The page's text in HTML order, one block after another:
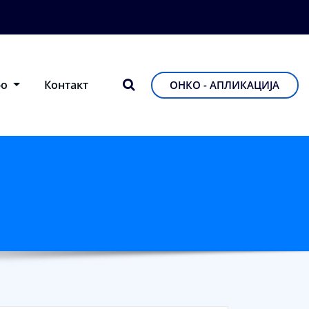
Контакт ОНКО - АПЛИКАЦИЈА